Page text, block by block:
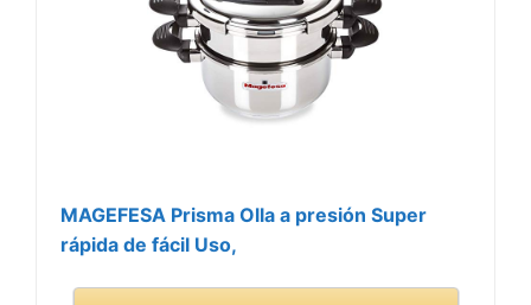
MAGEFESA Prisma Olla a presión Super
rápida de fácil Uso,